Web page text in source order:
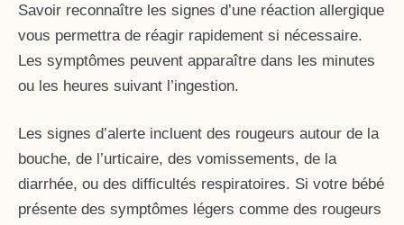
Savoir reconnaître les signes d’une réaction allergique
vous permettra de réagir rapidement si nécessaire.
Les symptômes peuvent apparaître dans les minutes
ou les heures suivant l’ingestion.
Les signes d’alerte incluent des rougeurs autour de la
bouche, de l’urticaire, des vomissements, de la
diarrhée, ou des difficultés respiratoires. Si votre bébé
présente des symptômes légers comme des rougeurs